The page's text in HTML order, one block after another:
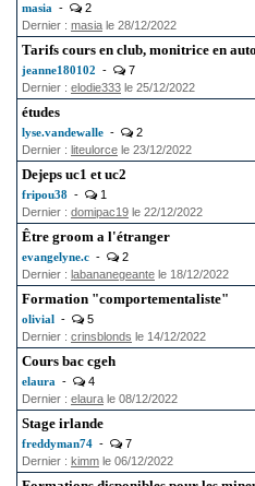
masia -
2
Dernier : masia le 28/12/2022
Tarifs cours en club, monitrice en
jeanne180102 -
7
Dernier : elodie333 le 25/12/2022
études
lyse.vandewalle -
2
Dernier : liteulorce le 23/12/2022
Dejeps uc1 et uc2
fripou38 -
1
Dernier : domipac19 le 22/12/2022
Être groom a l'étranger
evangelyne.c -
2
Dernier : labananegeante le 18/12/2022
Formation "comportementaliste"
olivial -
5
Dernier : crinsblonds le 14/12/2022
Cours bac cgeh
elaura -
4
Dernier : elaura le 08/12/2022
Stage irlande
freddyman74 -
7
Dernier : kimm le 06/12/2022